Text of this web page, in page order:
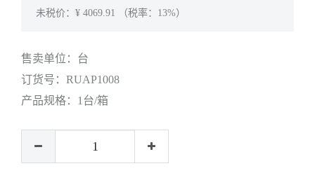
未税价：¥ 4069.91 （税率：13%）
售卖单位： 台
订货号： RUAP1008
产品规格： 1台/箱